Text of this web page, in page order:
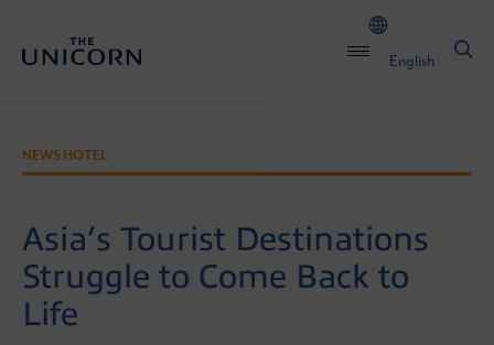
English
NEWS HOTEL
Asia’s Tourist Destinations
Struggle to Come Back to
Life